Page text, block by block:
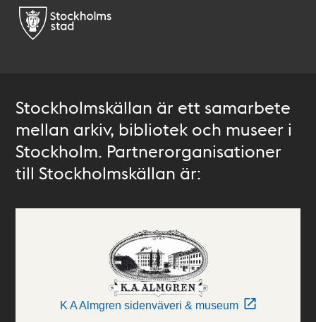
Stockholmskällan är ett samarbete
mellan arkiv, bibliotek och museer i
Stockholm. Partnerorganisationer
till Stockholmskällan är:
K A Almgren sidenväveri & museum